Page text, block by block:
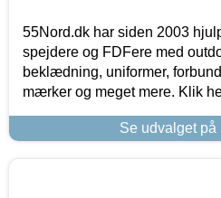
55Nord.dk har siden 2003
spejdere og FDFere med
beklædning, uniformer,
mærker og meget mere. Klik
Se udvalget på